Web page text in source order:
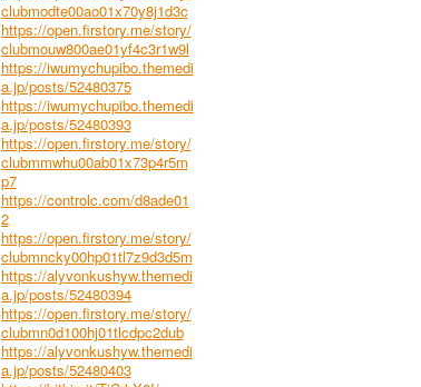
clubmodte00ao01x70y8j1d3c
https://open.firstory.me/story/
clubmouw800ae01yf4c3r1w9l
https://iwumychupibo.themedi
a.jp/posts/52480375
https://iwumychupibo.themedi
a.jp/posts/52480393
https://open.firstory.me/story/
clubmmwhu00ab01x73p4r5m
p7
https://controlc.com/d8ade01
2
https://open.firstory.me/story/
clubmncky00hp01tl7z9d3d5m
https://alyvonkushyw.themedi
a.jp/posts/52480394
https://open.firstory.me/story/
clubmn0d100hj01tlcdpc2dub
https://alyvonkushyw.themedi
a.jp/posts/52480403